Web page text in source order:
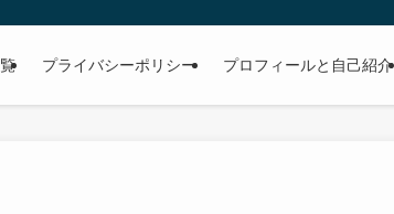
プライバシーポリシー プロフィールと自己紹介